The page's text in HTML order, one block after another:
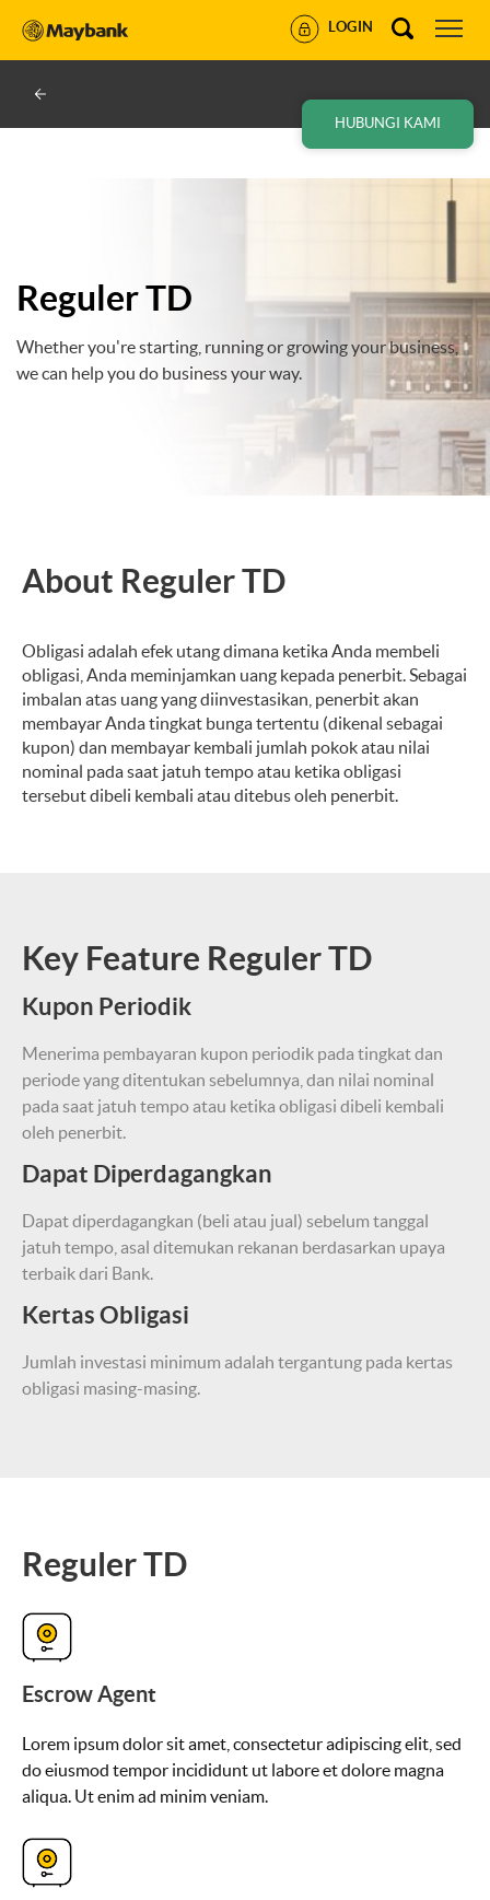
LOGIN
HUBUNGI KAMI
Reguler TD
Whether you're starting, running or growing your business,
we can help you do business your way.
About Reguler TD
Obligasi adalah efek utang dimana ketika Anda membeli
obligasi, Anda meminjamkan uang kepada penerbit. Sebagai
imbalan atas uang yang diinvestasikan, penerbit akan
membayar Anda tingkat bunga tertentu (dikenal sebagai
kupon) dan membayar kembali jumlah pokok atau nilai
nominal pada saat jatuh tempo atau ketika obligasi
tersebut dibeli kembali atau ditebus oleh penerbit.
Key Feature Reguler TD
Kupon Periodik
Menerima pembayaran kupon periodik pada tingkat dan
periode yang ditentukan sebelumnya, dan nilai nominal
pada saat jatuh tempo atau ketika obligasi dibeli kembali
oleh penerbit.
Dapat Diperdagangkan
Dapat diperdagangkan (beli atau jual) sebelum tanggal
jatuh tempo, asal ditemukan rekanan berdasarkan upaya
terbaik dari Bank.
Kertas Obligasi
Jumlah investasi minimum adalah tergantung pada kertas
obligasi masing-masing.
Reguler TD
Escrow Agent
Lorem ipsum dolor sit amet, consectetur adipiscing elit, sed
do eiusmod tempor incididunt ut labore et dolore magna
aliqua. Ut enim ad minim veniam.